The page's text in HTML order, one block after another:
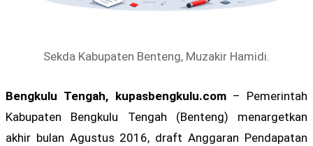
Sekda Kabupaten Benteng, Muzakir Hamidi.
Bengkulu Tengah, kupasbengkulu.com– Pemerintah
Kabupaten Bengkulu Tengah (Benteng) menargetkan
akhir bulan Agustus 2016, draft Anggaran Pendapatan